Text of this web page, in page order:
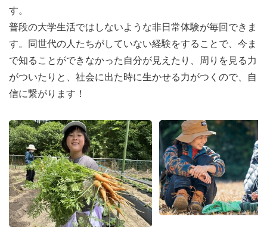
す。
普段の大学生活ではしないような非日常体験が毎回できま
す。同世代の人たちがしていない経験をすることで、今ま
で知ることができなかった自分が見えたり、周りを見る力
がついたりと、社会に出た時に生かせる力がつくので、自
信に繋がります！